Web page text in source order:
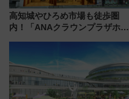
高知城やひろめ市場も徒歩圏
内！「ANAクラウンプラザホテ